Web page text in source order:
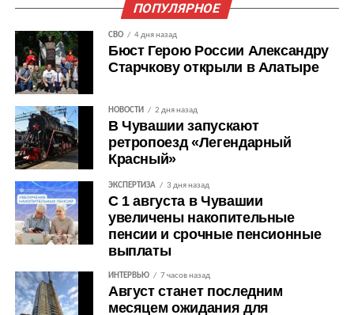
ПОПУЛЯРНОЕ
СВО 4 дня назад
Бюст Герою России Александру
Старчкову открыли в Алатыре
НОВОСТИ 2 дня назад
В Чувашии запускают
ретропоезд «Легендарный
Красный»
ЭКСПЕРТИЗА 3 дня назад
С 1 августа в Чувашии
увеличены накопительные
пенсии и срочные пенсионные
выплаты
ИНТЕРВЬЮ 7 часов назад
Август станет последним
месяцем ожидания для